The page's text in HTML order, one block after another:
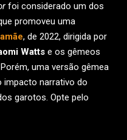
foi considerado um dos
promoveu uma
, de 2022, dirigida por
Watts e os gêmeos
uma versão gêmea
impacto narrativo do
garotos. Opte pelo